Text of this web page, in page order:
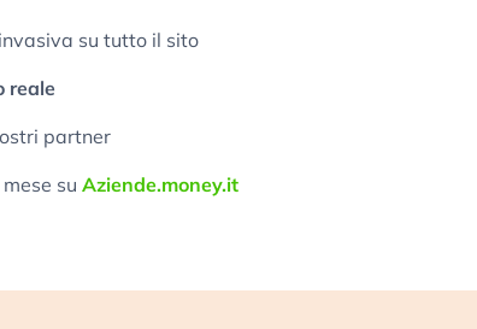
invasiva su tutto il sito
reale
partner
su Aziende.money.it